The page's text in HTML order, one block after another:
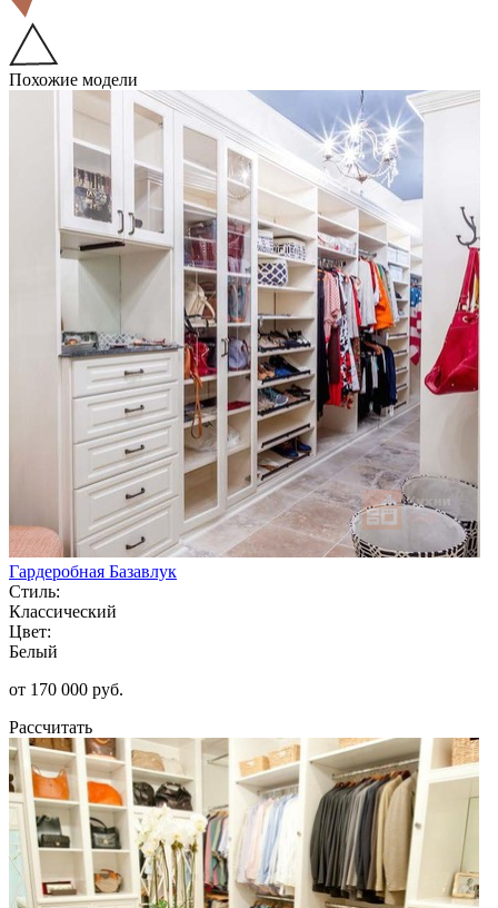
Похожие модели
Гардеробная Базавлук
Стиль:
Классический
Цвет:
Белый
от 170 000 руб.
Рассчитать